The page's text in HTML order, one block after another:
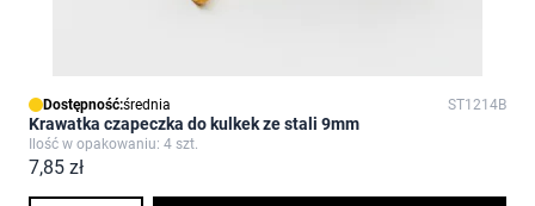
Dostępność:średnia ST1214B
Krawatka czapeczka do kulkek ze stali 9mm
Ilość w opakowaniu: 4 szt.
7,85 zł